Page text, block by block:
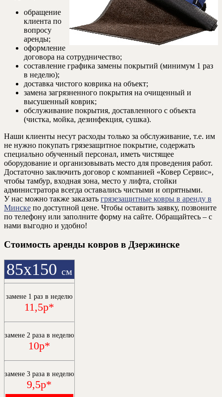
обращение
клиента по
вопросу
аренды;
оформление
договора на сотрудничество;
составление графика замены покрытий (минимум 1 раз
в неделю);
доставка чистого коврика на объект;
замена загрязненного покрытия на очищенный и
высушенный коврик;
обслуживание покрытия, доставленного с объекта
(чистка, мойка, дезинфекция, сушка).
Наши клиенты несут расходы только за обслуживание, т.е. им
не нужно покупать грязезащитное покрытие, содержать
специально обученный персонал, иметь чистящее
оборудование и организовывать место для проведения работ.
Достаточно заключить договор с компанией «Ковер Сервис»,
чтобы тамбур, входная зона, место у лифта, стойки
администратора всегда оставались чистыми и опрятными.
У нас можно также заказать грязезащитные ковры в аренду в
Минске по доступной цене. Чтобы оставить заявку, позвоните
по телефону или заполните форму на сайте. Обращайтесь – с
нами выгодно и удобно!
Стоимость аренды ковров в Дзержинске
85х150 см
замене 1 раз в неделю
11,5р*
замене 2 раза в неделю
10р*
замене 3 раза в неделю
9,5р*